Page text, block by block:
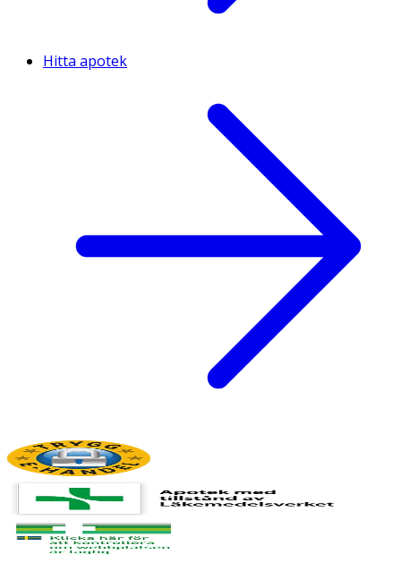
Hitta apotek